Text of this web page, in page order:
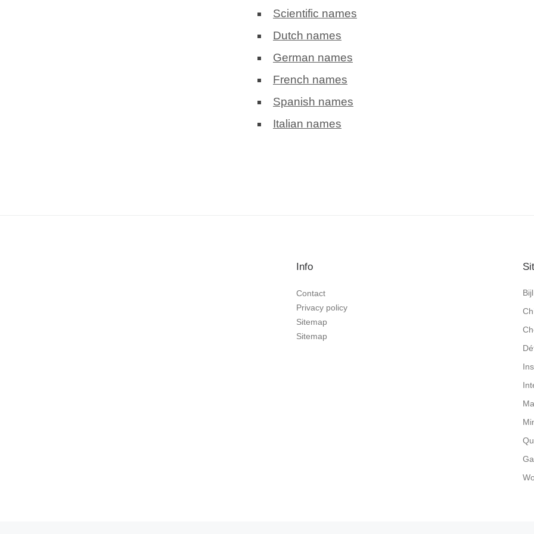
Scientific names
Dutch names
German names
French names
Spanish names
Italian names
Info
Contact
Privacy policy
Sitemap
Sitemap